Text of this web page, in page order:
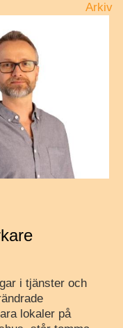
Arkiv
i tjänster och
lokaler på